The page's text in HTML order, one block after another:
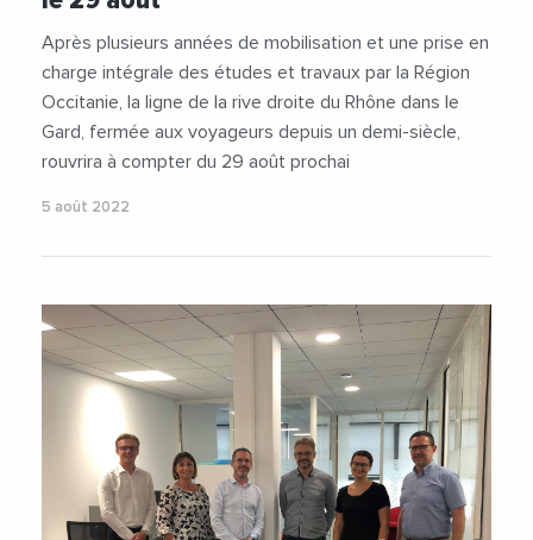
Après plusieurs années de mobilisation et une prise en
charge intégrale des études et travaux par la Région
Occitanie, la ligne de la rive droite du Rhône dans le
Gard, fermée aux voyageurs depuis un demi-siècle,
rouvrira à compter du 29 août prochai
5 août 2022